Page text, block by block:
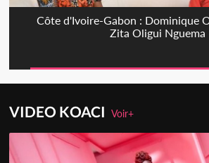
Côte d'Ivoire-Gabon : Dominique
Zita Oligui Nguema
VIDEO KOACIVoir+